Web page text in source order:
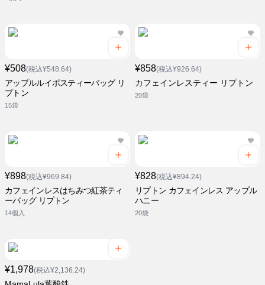
¥508(税込¥548.64)
アップルルイボスティーバッグ リ
プトン
15袋
¥858(税込¥926.64)
カフェインレスティー リプトン
20袋
¥898(税込¥969.84)
カフェインレスはちみつ紅茶ティ
ーバッグ リプトン
14個入
¥828(税込¥894.24)
リプトン カフェインレス アップル
ハニー
20袋
¥1,978(税込¥2,136.24)